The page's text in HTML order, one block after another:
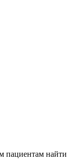
пациентам найти